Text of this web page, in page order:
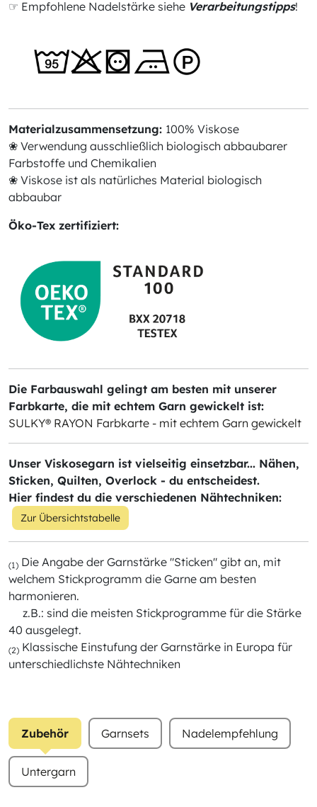
☞ Empfohlene Nadelstärke siehe Verarbeitungstipps!
Materialzusammensetzung: 100% Viskose
❀ Verwendung ausschließlich biologisch abbaubarer
Farbstoffe und Chemikalien
❀ Viskose ist als natürliches Material biologisch
abbaubar
Öko-Tex zertifiziert:
Die Farbauswahl gelingt am besten mit unserer
Farbkarte, die mit echtem Garn gewickelt ist:
SULKY® RAYON Farbkarte - mit echtem Garn gewickelt
Unser Viskosegarn ist vielseitig einsetzbar... Nähen,
Sticken, Quilten, Overlock - du entscheidest.
Hier findest du die verschiedenen Nähtechniken:
Zur Übersichtstabelle
(1) Die Angabe der Garnstärke "Sticken" gibt an, mit
welchem Stickprogramm die Garne am besten
harmonieren.
z.B.: sind die meisten Stickprogramme für die Stärke
40 ausgelegt.
(2) Klassische Einstufung der Garnstärke in Europa für
unterschiedlichste Nähtechniken
Zubehör Garnsets Nadelempfehlung
Untergarn